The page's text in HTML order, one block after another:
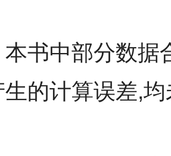
本书中部分数据
的计算误差,